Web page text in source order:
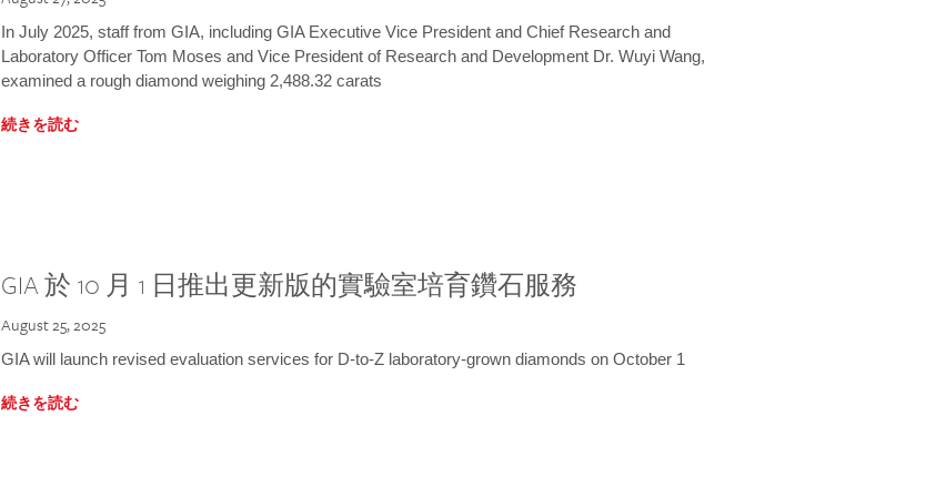
In July 2025, staff from GIA, including GIA Executive Vice President and Chief Research and
Laboratory Officer Tom Moses and Vice President of Research and Development Dr. Wuyi Wang,
examined a rough diamond weighing 2,488.32 carats
続きを読む
GIA 於 10 月 1 日推出更新版的實驗室培育鑽石服務
August 25, 2025
GIA will launch revised evaluation services for D-to-Z laboratory-grown diamonds on October 1
続きを読む